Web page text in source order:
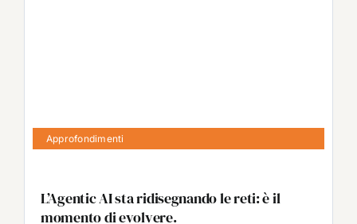
Approfondimenti
L’Agentic AI sta ridisegnando le reti: è il
momento di evolvere.